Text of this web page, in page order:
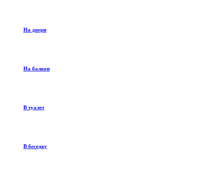
На двери
На балкон
В туалет
В беседку